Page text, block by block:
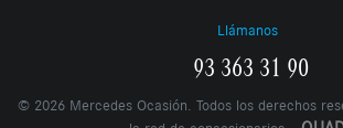
Llámanos
93 363 31 90
© 2026 Mercedes Ocasión. Todos los derechos